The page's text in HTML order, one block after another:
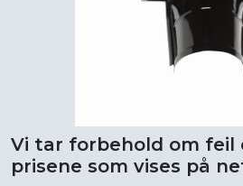
Vi tar forbehold om feil
prisene som vises på